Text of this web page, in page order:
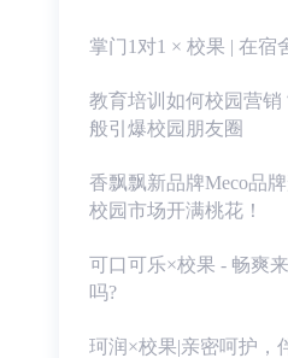
掌门1对1 × 校果 | 在宿
教育培训如何校园营
般引爆校园朋友圈
香飘飘新品牌Meco品
校园市场开满桃花！
可口可乐×校果 - 畅爽
吗?
珂润×校果|亲密呵护，